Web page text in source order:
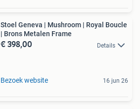
Stoel Geneva | Mushroom | Royal Boucle
| Brons Metalen Frame
€ 398,00 Details
Bezoek website 16 jun 26